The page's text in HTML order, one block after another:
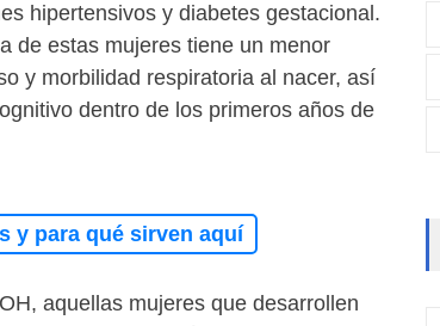
hipertensivos y diabetes gestacional.
de estas mujeres tiene un menor
y morbilidad respiratoria al nacer, así
dentro de los primeros años de
y para qué sirven aquí
aquellas mujeres que desarrollen